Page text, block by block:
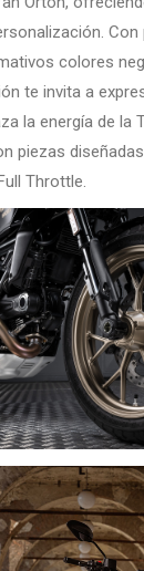
Con
colores
te invita a
la energía de la
piezas
Throttle.